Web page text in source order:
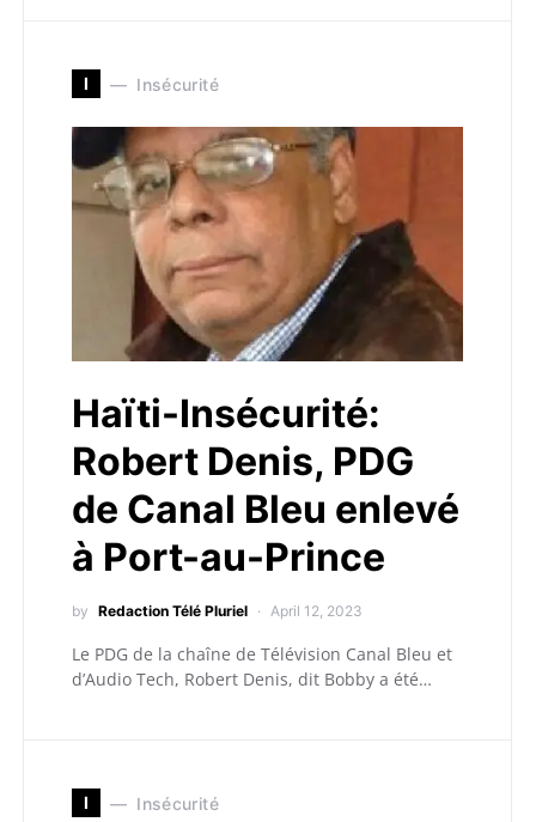
I Insécurité
Haïti-Insécurité:
Robert Denis, PDG
de Canal Bleu enlevé
à Port-au-Prince
by Redaction Télé Pluriel April 12, 2023
Le PDG de la chaîne de Télévision Canal Bleu et
d’Audio Tech, Robert Denis, dit Bobby a été…
I Insécurité